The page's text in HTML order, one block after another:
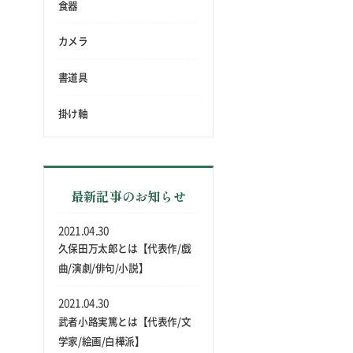
食器
カメラ
書道具
掛け軸
最新記事のお知らせ
久保田万太郎とは【代表作/戯
曲/演劇/俳句/小説】
2021.04.30
武者小路実篤とは【代表作/文
学家/絵画/白樺派】
2021.04.30